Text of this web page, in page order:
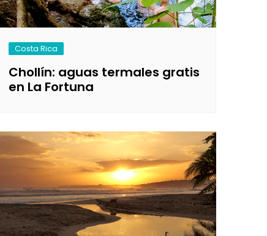
Costa Rica
Chollín: aguas termales gratis
en La Fortuna